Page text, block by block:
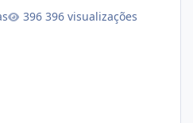
396 visualizações